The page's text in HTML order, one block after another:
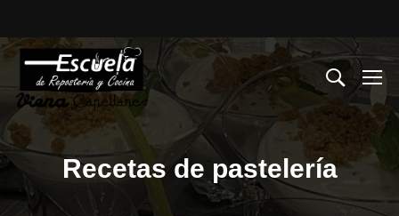
Recetas de pastelería